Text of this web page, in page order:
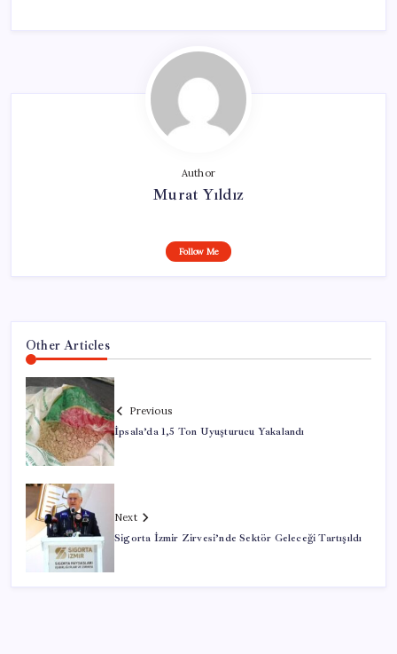
Author
Murat Yıldız
Follow Me
Other Articles
Previous
İpsala’da 1,5 Ton Uyuşturucu Yakalandı
Next
Sigorta İzmir Zirvesi’nde Sektör Geleceği Tartışıldı